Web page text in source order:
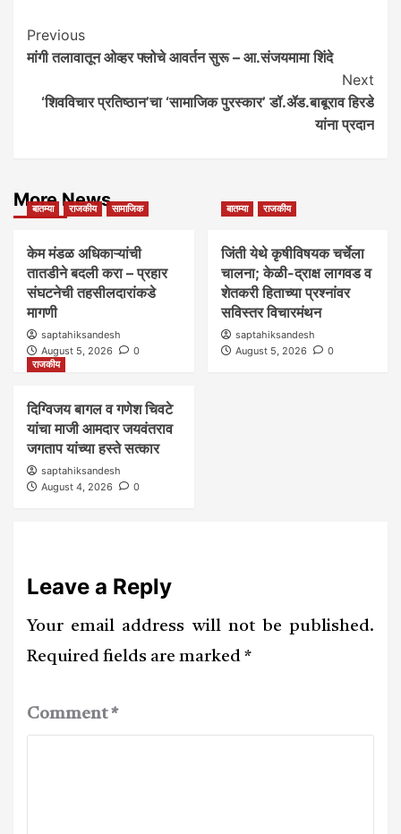
Post
Navigation
Previous
मांगी तलावातून ओव्हर फ्लोचे आवर्तन सुरू – आ.संजयमामा शिंदे
Next
‘शिवविचार प्रतिष्ठान’चा ‘सामाजिक पुरस्कार’ डॉ.ॲड.बाबूराव हिरडे
यांना प्रदान
More News
बातम्या राजकीय सामाजिक
केम मंडळ अधिकाऱ्यांची
तातडीने बदली करा – प्रहार
संघटनेची तहसीलदारांकडे
मागणी
saptahiksandesh
August 5, 2026
0
बातम्या राजकीय
जिंती येथे कृषीविषयक चर्चेला
चालना; केळी-द्राक्ष लागवड व
शेतकरी हिताच्या प्रश्नांवर
सविस्तर विचारमंथन
saptahiksandesh
August 5, 2026
0
राजकीय
दिग्विजय बागल व गणेश चिवटे
यांचा माजी आमदार जयवंतराव
जगताप यांच्या हस्ते सत्कार
saptahiksandesh
August 4, 2026
0
Leave a Reply
Your email address will not be published.
Required fields are marked *
Comment*